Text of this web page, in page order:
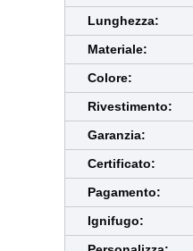
Lunghezza:
Materiale:
Colore:
Rivestimento:
Garanzia:
Certificato:
Pagamento:
Ignifugo: